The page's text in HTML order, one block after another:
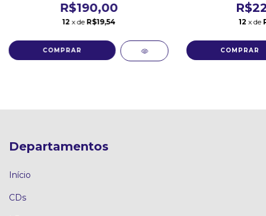
R$190,00
12 x de R$19,54 12 x de
Departamentos
Início
CDs